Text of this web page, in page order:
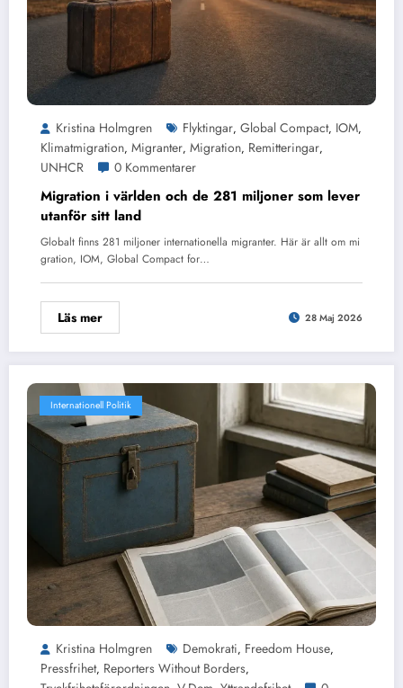
Kristina Holmgren Flyktingar, Global Compact, IOM,
Klimatmigration, Migranter, Migration, Remitteringar,
UNHCR 0 Kommentarer
Migration i världen och de 281 miljoner som lever
utanför sitt land
Globalt finns 281 miljoner internationella migranter. Här är allt om mi
gration, IOM, Global Compact for…
Läs mer 28 Maj 2026
Internationell Politik
Kristina Holmgren Demokrati, Freedom House,
Pressfrihet, Reporters Without Borders,